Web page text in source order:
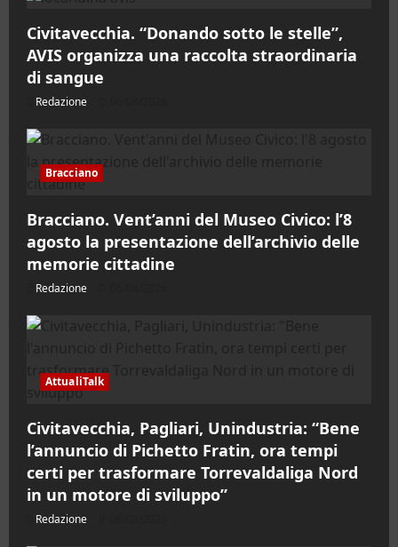
Civitavecchia. “Donando sotto le stelle”,
AVIS organizza una raccolta straordinaria
di sangue
Redazione
Bracciano
Bracciano. Vent’anni del Museo Civico: l’8
agosto la presentazione dell’archivio delle
memorie cittadine
Redazione
AttualiTalk
Civitavecchia, Pagliari, Unindustria: “Bene
l’annuncio di Pichetto Fratin, ora tempi
certi per trasformare Torrevaldaliga Nord
in un motore di sviluppo”
Redazione